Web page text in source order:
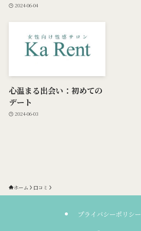
2024-06-04
心温まる出会い：初めての
デート
2024-06-03
ホーム 口コミ
プライバシーポリシー